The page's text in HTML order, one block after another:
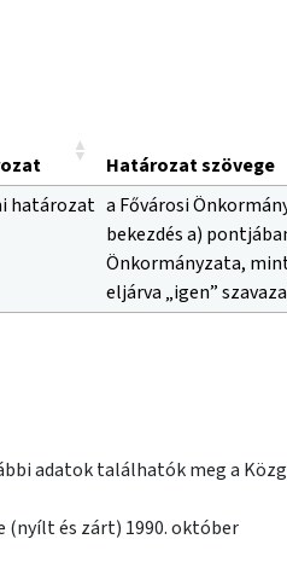
Határozat szövege
határozat a Fővárosi
bekezdés a)
Önkormányzata,
eljárva „igen”
adatok találhatók meg a
(nyílt és zárt) 1990. október